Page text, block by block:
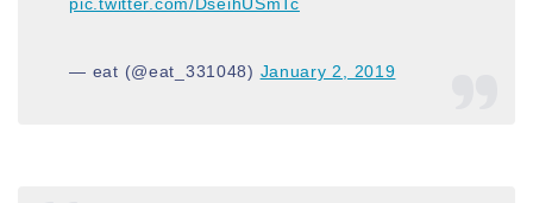
pic.twitter.com/DseihUSmTc
— eat (@eat_331048) January 2, 2019